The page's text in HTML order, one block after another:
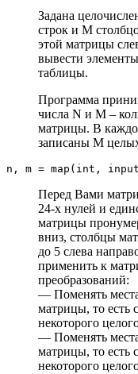
Задана
строк и M
этой матрицы
вывести
таблицы.
Программа
числа N и M –
матрицы. В
записаны M
n, m = map(int,
Перед Вами
24-x нулей и
матрицы
вниз, столбцы
до 5 слева
применить к
преобразований:
— Поменять
матрицы, то есть
некоторого
— Поменять
матрицы, то есть
некоторого